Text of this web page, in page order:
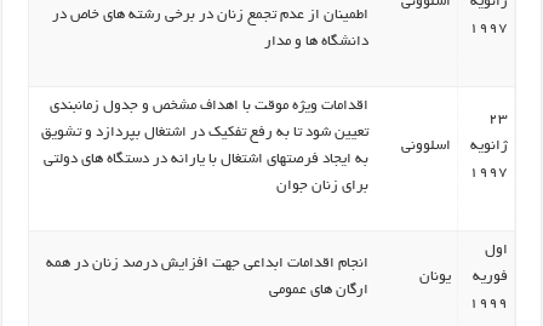
1997
اطمینان از عدم تجمع زنان در برخی رشته های خاص در
دانشگاه ها و مدار
23
ژانویه
1997
اسلوونی
اقدامات ویژه موقت با اهداف مشخص و جدول زمانبندی
تعیین شود تا به رفع تفکیک در اشتغال بپردازد و تشویق
به ایجاد فرصتهای اشتغال با یارانه در دستگاه های دولتی
برای زنان جوان
اول
فوریه
1999
یونان
انجام اقدامات ابداعی جهت افزایش درصد زنان در همه
ارگان های عمومی